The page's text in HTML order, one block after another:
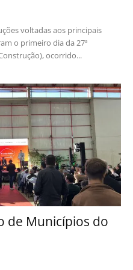
voltadas aos principais
o primeiro dia da 27ª
ocorrido...
de Municípios do